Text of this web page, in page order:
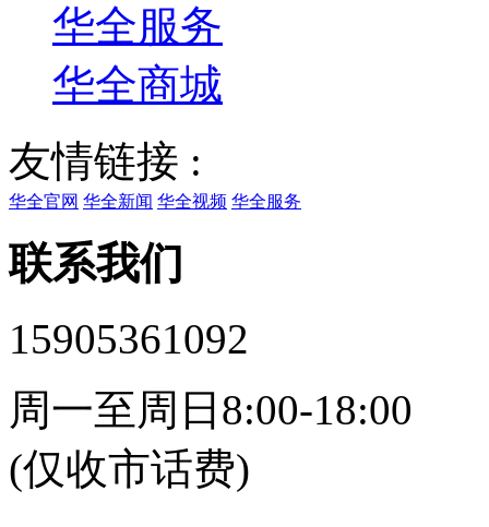
华全服务
华全商城
友情链接 :
华全官网 华全新闻 华全视频 华全服务
联系我们
15905361092
周一至周日8:00-18:00
(仅收市话费)